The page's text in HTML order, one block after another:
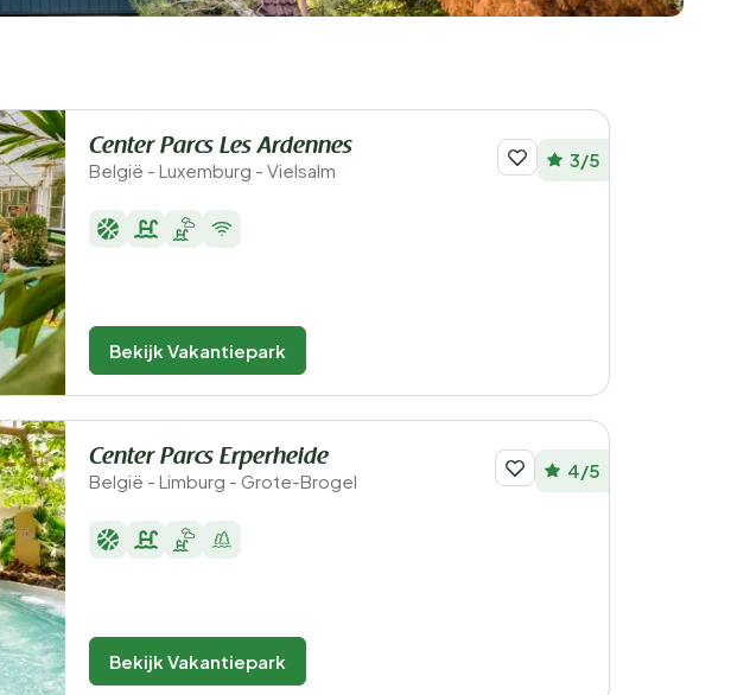
Center Parcs Les Ardennes
België - Luxemburg - Vielsalm 3/5
Bekijk Vakantiepark
Center Parcs Erperheide
België - Limburg - Grote-Brogel 4/5
Bekijk Vakantiepark